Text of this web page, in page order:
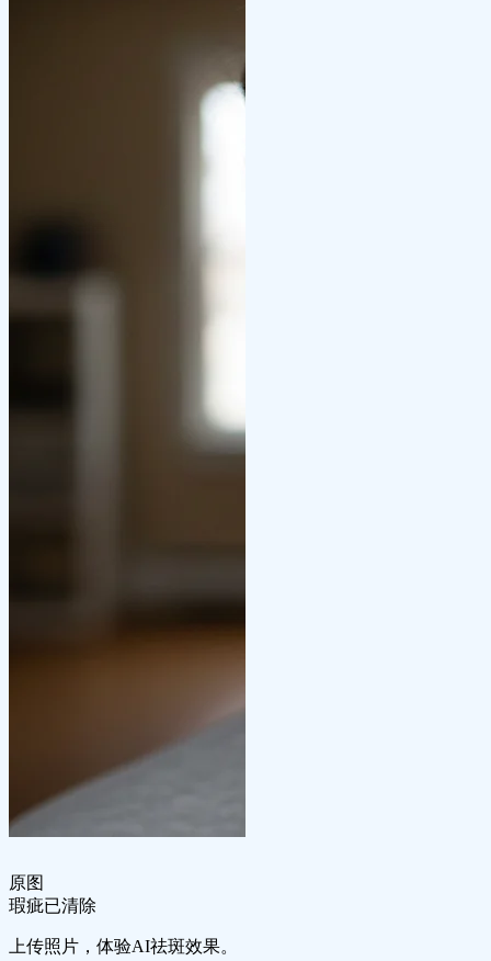
原图
瑕疵已清除
上传照片，体验AI祛斑效果。